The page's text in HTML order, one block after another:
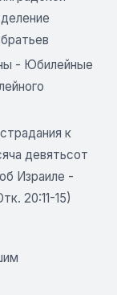
- Юбилейные
к
девятьсот
Израиле -
20:11-15)